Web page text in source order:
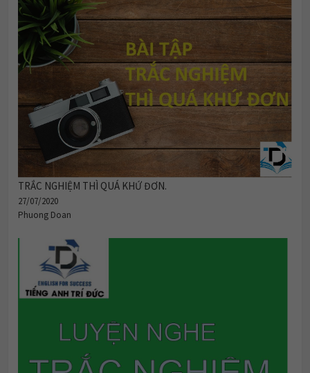
TRẮC NGHIỆM THÌ QUÁ KHỨ ĐƠN.
27/07/2020
Phuong Doan